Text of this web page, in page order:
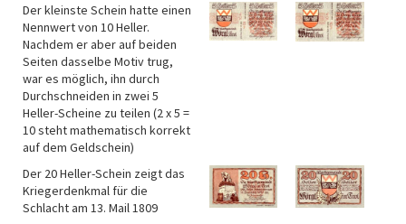
Der kleinste Schein hatte einen
Nennwert von 10 Heller.
Nachdem er aber auf beiden
Seiten dasselbe Motiv trug,
war es möglich, ihn durch
Durchschneiden in zwei 5
Heller-Scheine zu teilen (2 x 5 =
10 steht mathematisch korrekt
auf dem Geldschein)
Der 20 Heller-Schein zeigt das
Kriegerdenkmal für die
Schlacht am 13. Mail 1809